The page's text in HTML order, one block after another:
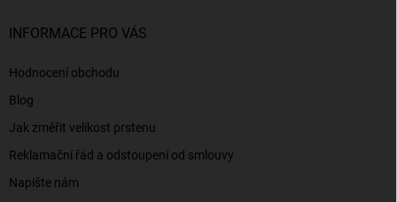
INFORMACE PRO VÁS
Hodnocení obchodu
Blog
Jak změřit velikost prstenu
Reklamační řád a odstoupení od smlouvy
Napište nám